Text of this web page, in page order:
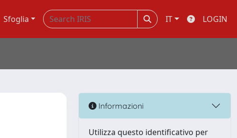
Sfoglia IT LOGIN
Informazioni
Utilizza questo identificativo per